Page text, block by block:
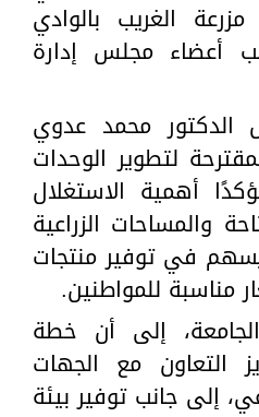
الغريب بالوادي
أعضاء مجلس إدارة
الدكتور محمد عدوي
لتطوير الوحدات
أهمية الاستغلال
والمساحات الزراعية
يسهم في توفير منتجات
مناسبة للمواطنين.
إلى أن خطة
التعاون مع الجهات
إلى جانب توفير بيئة